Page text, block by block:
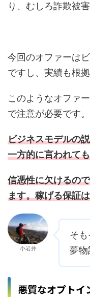
り、むしろ詐欺被
今回のオファーは
ですし、実績も根
このようなオファ
で注意が必要です。
ビジネスモデルの
一方的に言われても
信憑性に欠けるの
ます。稼げる保証
小岩井
そ
夢物
悪質なオプトイ